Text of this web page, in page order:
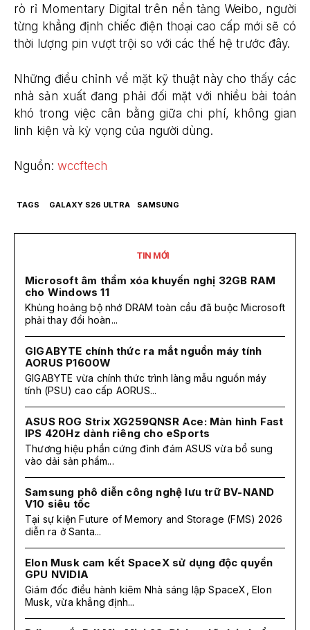
rò rỉ Momentary Digital trên nền tảng Weibo, người
từng khẳng định chiếc điện thoại cao cấp mới sẽ có
thời lượng pin vượt trội so với các thế hệ trước đây.
Những điều chỉnh về mặt kỹ thuật này cho thấy các
nhà sản xuất đang phải đối mặt với nhiều bài toán
khó trong việc cân bằng giữa chi phí, không gian
linh kiện và kỳ vọng của người dùng.
Nguồn: wccftech
TAGS GALAXY S26 ULTRA SAMSUNG
TIN MỚI
Microsoft âm thầm xóa khuyến nghị 32GB RAM
cho Windows 11
Khủng hoảng bộ nhớ DRAM toàn cầu đã buộc Microsoft
phải thay đổi hoàn...
GIGABYTE chính thức ra mắt nguồn máy tính
AORUS P1600W
GIGABYTE vừa chính thức trình làng mẫu nguồn máy
tính (PSU) cao cấp AORUS...
ASUS ROG Strix XG259QNSR Ace: Màn hình Fast
IPS 420Hz dành riêng cho eSports
Thương hiệu phần cứng đình đám ASUS vừa bổ sung
vào dải sản phẩm...
Samsung phô diễn công nghệ lưu trữ BV-NAND
V10 siêu tốc
Tại sự kiện Future of Memory and Storage (FMS) 2026
diễn ra ở Santa...
Elon Musk cam kết SpaceX sử dụng độc quyền
GPU NVIDIA
Giám đốc điều hành kiêm Nhà sáng lập SpaceX, Elon
Musk, vừa khẳng định...